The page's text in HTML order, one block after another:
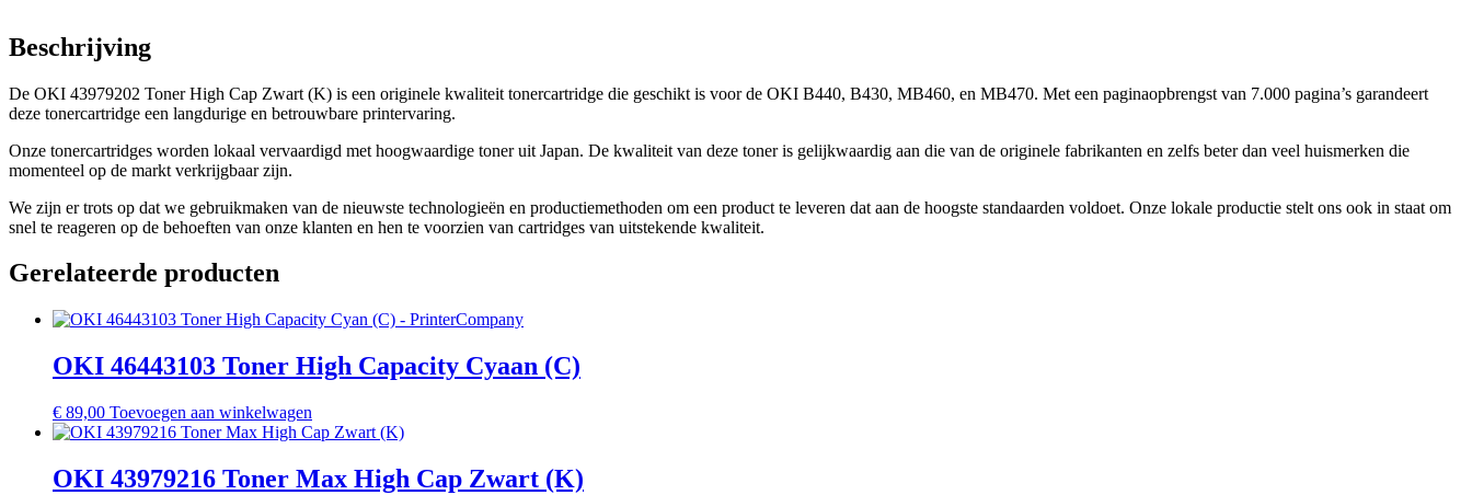
Beschrijving
De OKI 43979202 Toner High Cap Zwart (K) is een originele kwaliteit tonercartridge die geschikt is voor de OKI B440, B430, MB460, en MB470. Met een paginaopbrengst van 7.000 pagina’s garandeert
deze tonercartridge een langdurige en betrouwbare printervaring.
Onze tonercartridges worden lokaal vervaardigd met hoogwaardige toner uit Japan. De kwaliteit van deze toner is gelijkwaardig aan die van de originele fabrikanten en zelfs beter dan veel huismerken die
momenteel op de markt verkrijgbaar zijn.
We zijn er trots op dat we gebruikmaken van de nieuwste technologieën en productiemethoden om een product te leveren dat aan de hoogste standaarden voldoet. Onze lokale productie stelt ons ook in staat om
snel te reageren op de behoeften van onze klanten en hen te voorzien van cartridges van uitstekende kwaliteit.
Gerelateerde producten
OKI 46443103 Toner High Capacity Cyaan (C)
€ 89,00 Toevoegen aan winkelwagen
OKI 43979216 Toner Max High Cap Zwart (K)